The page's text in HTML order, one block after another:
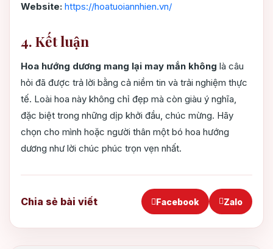
Website: https://hoatuoiannhien.vn/
4. Kết luận
Hoa hướng dương mang lại may mắn không là câu
hỏi đã được trả lời bằng cả niềm tin và trải nghiệm thực
tế. Loài hoa này không chỉ đẹp mà còn giàu ý nghĩa,
đặc biệt trong những dịp khởi đầu, chúc mừng. Hãy
chọn cho mình hoặc người thân một bó hoa hướng
dương như lời chúc phúc trọn vẹn nhất.
Chia sẻ bài viết Facebook Zalo